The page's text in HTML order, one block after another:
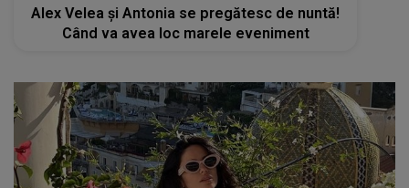
Alex Velea și Antonia se pregătesc de nuntă!
Când va avea loc marele eveniment